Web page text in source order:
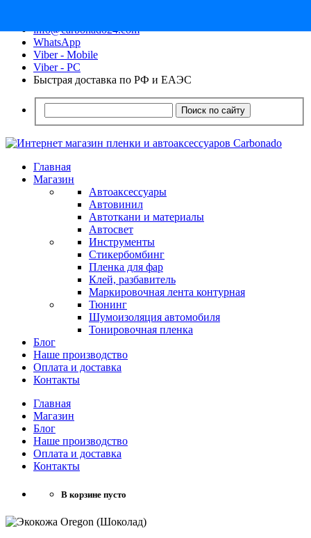
info@carbonado24.com
WhatsApp
Viber - Mobile
Viber - PC
Быстрая доставка по РФ и ЕАЭС
Поиск по сайту
Главная
Магазин
Автоаксессуары
Автовинил
Автоткани и материалы
Автосвет
Инструменты
Стикербомбинг
Пленка для фар
Клей, разбавитель
Маркировочная лента контурная
Тюнинг
Шумоизоляция автомобиля
Тонировочная пленка
Блог
Наше производство
Оплата и доставка
Контакты
Главная
Магазин
Блог
Наше производство
Оплата и доставка
Контакты
В корзине пусто